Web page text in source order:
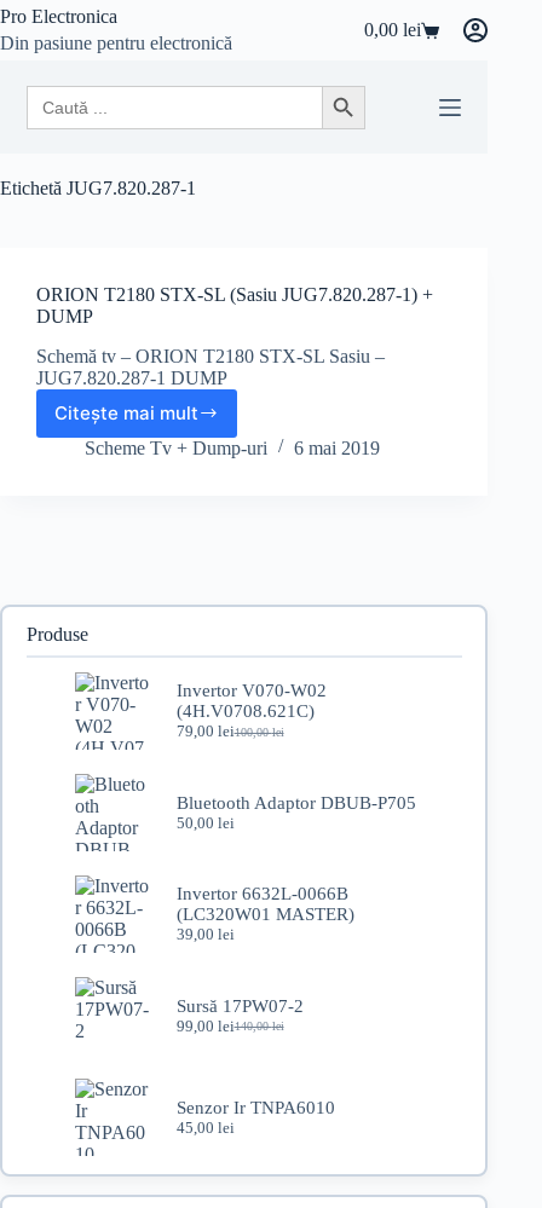
Sari
conținut
Pro Electronica
Din pasiune pentru electronică
Coș
cumpărături
0,00lei
Search
for:
Search Button
Etichetă JUG7.820.287-1
ORION T2180 STX-SL (Sasiu JUG7.820.287-1) +
DUMP
Schemă tv – ORION T2180 STX-SL Sasiu –
JUG7.820.287-1 DUMP
Citește mai mult
ORION
T2180
DUMP
Scheme Tv + Dump-uri 6 mai 2019
Produse
Invertor V070-W02
(4H.V0708.621C)
100,00lei
Prețul
fost:
100,00 lei.
79,00 leiPrețul
79,00 lei.
Bluetooth Adaptor DBUB-P705
50,00 lei
Invertor 6632L-0066B
(LC320W01 MASTER)
39,00 lei
Sursă 17PW07-2
140,00lei
Prețul
140,00 lei.
99,00 leiPrețul
Senzor Ir TNPA6010
45,00 lei